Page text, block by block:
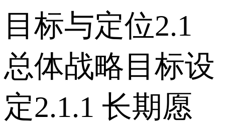
目标与定位 2.1
总体战略目标设
定 2.1.1 长期愿